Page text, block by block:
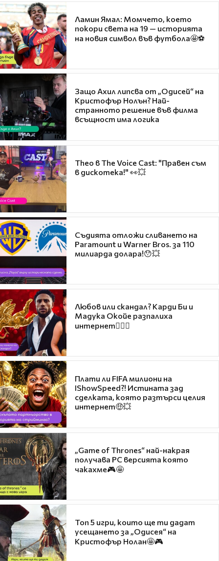
Ламин Ямал: Момчето, което
покори света на 19 — историята
на новия символ във футбола🤩⚽
Защо Ахил липсва от „Одисей“ на
Кристофър Нолън? Най-
странното решение във филма
всъщност има логика
Theo в The Voice Cast: "Правен съм
в дискотека!" 👀💥
Съдията отложи сливането на
Paramount и Warner Bros. за 110
милиарда долара!😯💥
Любов или скандал? Карди Би и
Мадука Окойе разпалиха
интернет❤️‍🔥🔥
Плати ли FIFA милиони на
IShowSpeed?! Истината зад
сделката, която разтърси целия
интернет🤑💥
„Game of Thrones“ най-накрая
получава PC версията която
чакахме🎮🤩
Топ 5 игри, които ще ти дадат
усещането за „Одисея“ на
Кристофър Нолан🤩🎮